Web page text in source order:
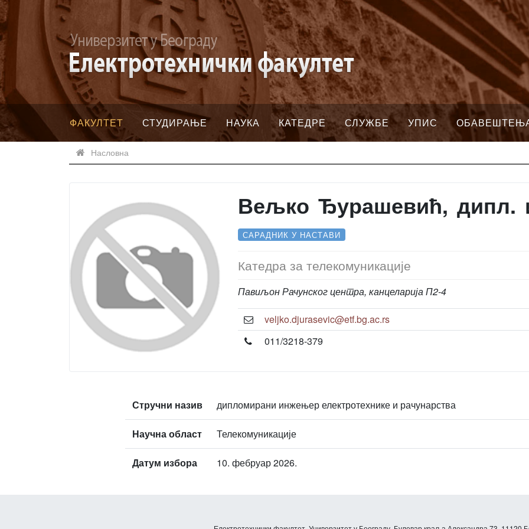
ФАКУЛТЕТ СТУДИРАЊЕ НАУКА КАТЕДРЕ СЛУЖБЕ УПИС
Насловна
Вељко Ђурашевић, дипл.
САРАДНИК У НАСТАВИ
Катедра за телекомуникације
Павиљон Рачунског центра, канцеларија П2-4
veljko.djurasevic@etf.bg.ac.rs
011/3218-379
Стручни назив дипломирани инжењер електротехнике и рачунарства
Научна област Телекомуникације
Датум избора 10. фебруар 2026.